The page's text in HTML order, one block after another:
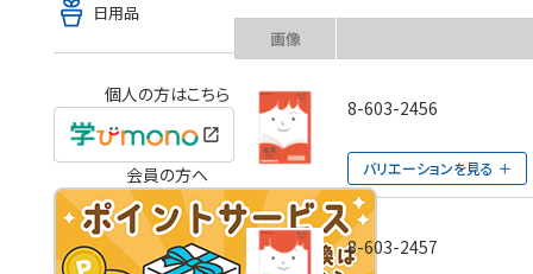
画像
8-603-2456
バリエーションを見る
8-603-2457
日用品
個人の方はこちら
会員の方へ